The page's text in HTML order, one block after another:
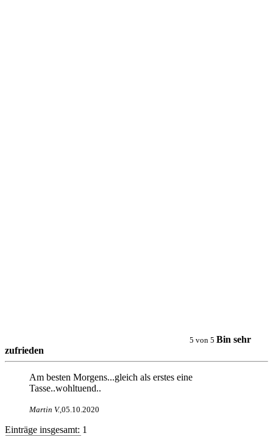
5 von 5 Bin sehr
zufrieden
Am besten Morgens...gleich als erstes eine
Tasse..wohltuend..
Martin V.,05.10.2020
Einträge insgesamt: 1